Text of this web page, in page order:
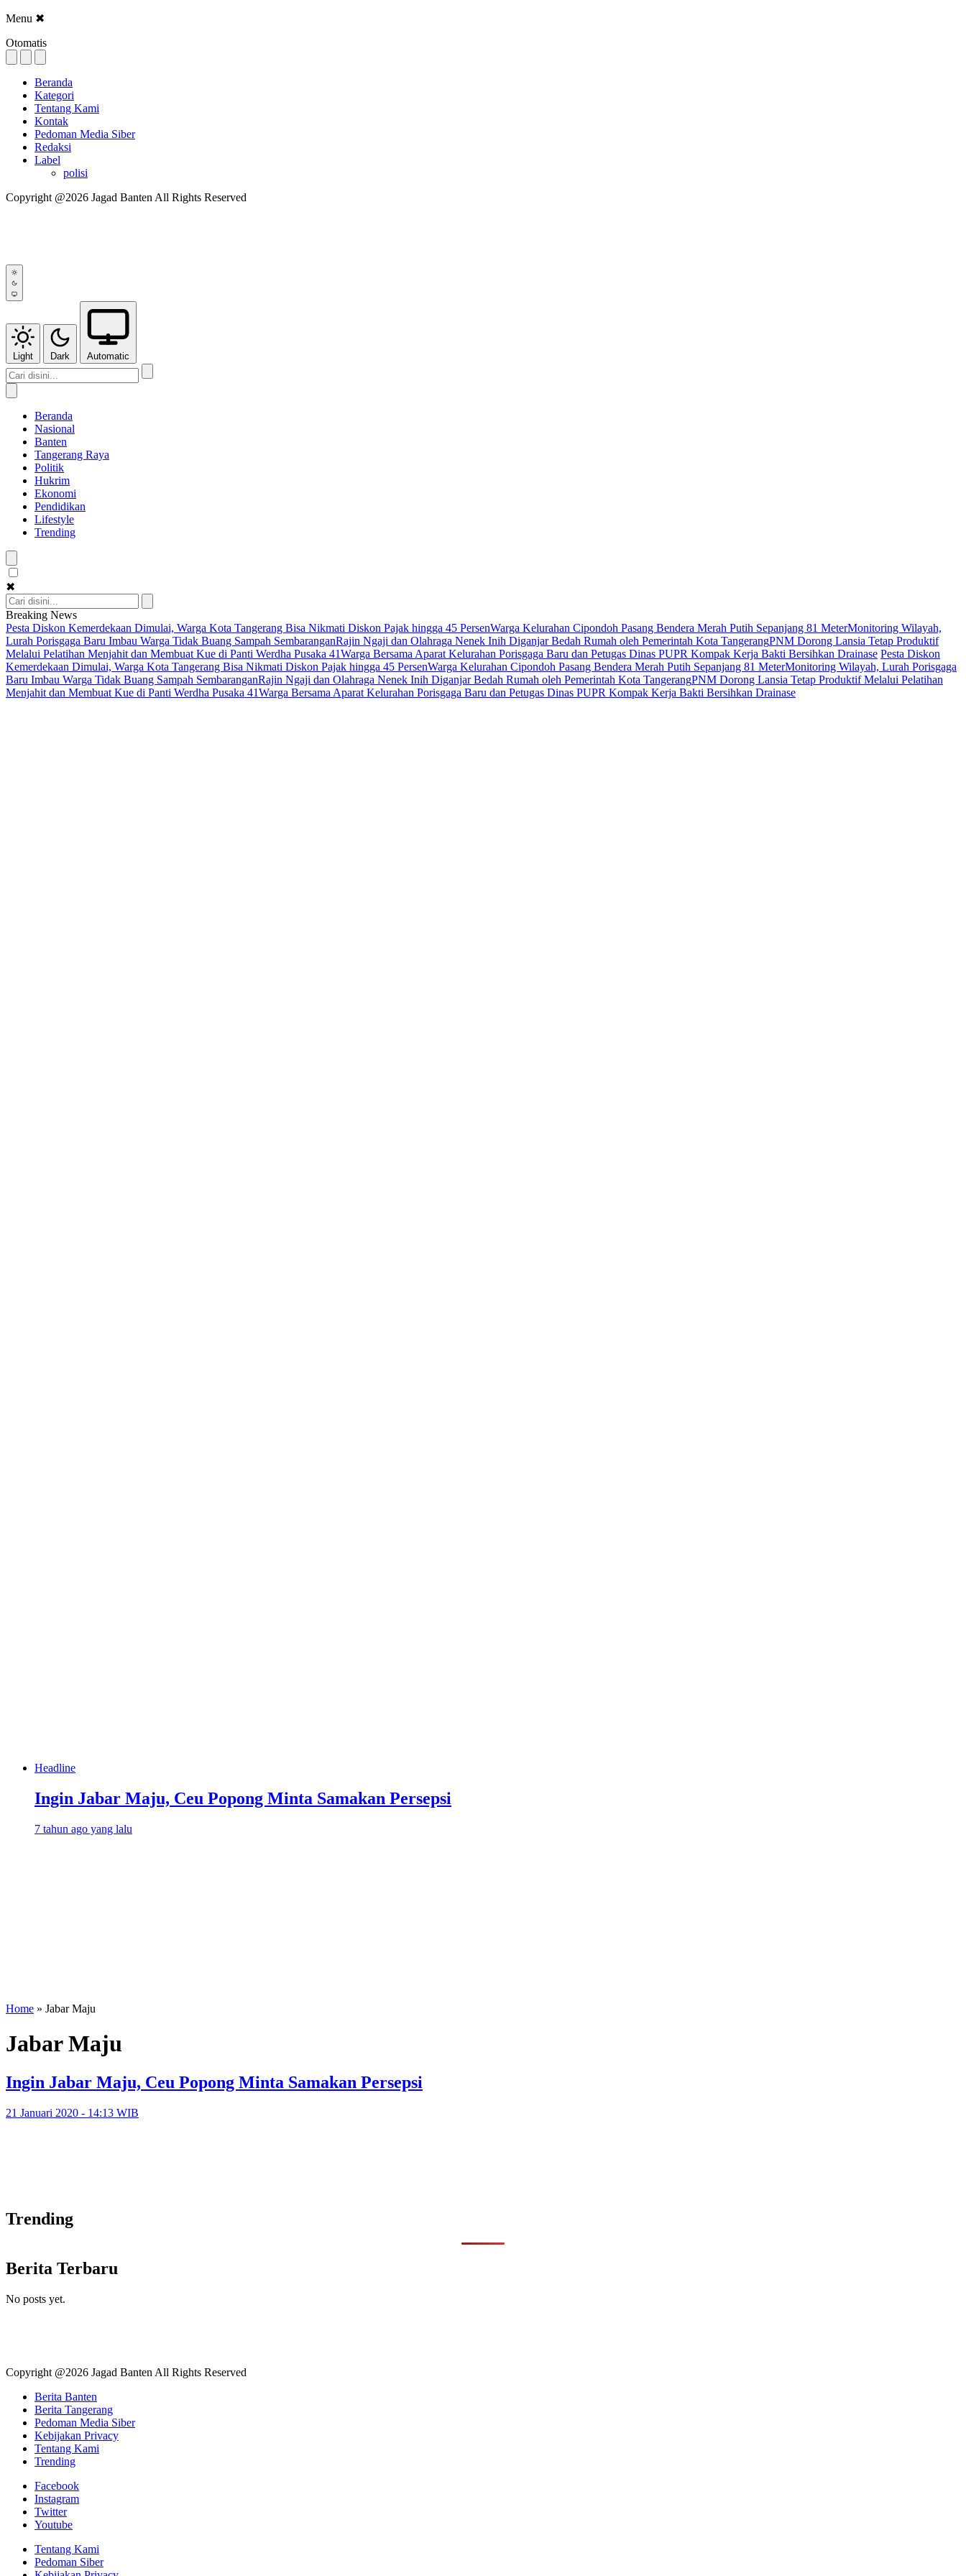
Menu ✖
Otomatis
Beranda
Kategori
Tentang Kami
Kontak
Pedoman Media Siber
Redaksi
Label
polisi
Copyright @2026 Jagad Banten All Rights Reserved
Light Dark Automatic
Beranda
Nasional
Banten
Tangerang Raya
Politik
Hukrim
Ekonomi
Pendidikan
Lifestyle
Trending
✖
Breaking News
Pesta Diskon Kemerdekaan Dimulai, Warga Kota Tangerang Bisa Nikmati Diskon Pajak hingga 45 PersenWarga Kelurahan Cipondoh Pasang Bendera Merah Putih Sepanjang 81 MeterMonitoring Wilayah,
Lurah Porisgaga Baru Imbau Warga Tidak Buang Sampah SembaranganRajin Ngaji dan Olahraga Nenek Inih Diganjar Bedah Rumah oleh Pemerintah Kota TangerangPNM Dorong Lansia Tetap Produktif
Melalui Pelatihan Menjahit dan Membuat Kue di Panti Werdha Pusaka 41Warga Bersama Aparat Kelurahan Porisgaga Baru dan Petugas Dinas PUPR Kompak Kerja Bakti Bersihkan Drainase Pesta Diskon
Kemerdekaan Dimulai, Warga Kota Tangerang Bisa Nikmati Diskon Pajak hingga 45 PersenWarga Kelurahan Cipondoh Pasang Bendera Merah Putih Sepanjang 81 MeterMonitoring Wilayah, Lurah Porisgaga
Baru Imbau Warga Tidak Buang Sampah SembaranganRajin Ngaji dan Olahraga Nenek Inih Diganjar Bedah Rumah oleh Pemerintah Kota TangerangPNM Dorong Lansia Tetap Produktif Melalui Pelatihan
Menjahit dan Membuat Kue di Panti Werdha Pusaka 41Warga Bersama Aparat Kelurahan Porisgaga Baru dan Petugas Dinas PUPR Kompak Kerja Bakti Bersihkan Drainase
Headline
Ingin Jabar Maju, Ceu Popong Minta Samakan Persepsi
7 tahun ago yang lalu
Home » Jabar Maju
Jabar Maju
Ingin Jabar Maju, Ceu Popong Minta Samakan Persepsi
21 Januari 2020 - 14:13 WIB
Trending
Berita Terbaru
No posts yet.
Copyright @2026 Jagad Banten All Rights Reserved
Berita Banten
Berita Tangerang
Pedoman Media Siber
Kebijakan Privacy
Tentang Kami
Trending
Facebook
Instagram
Twitter
Youtube
Tentang Kami
Pedoman Siber